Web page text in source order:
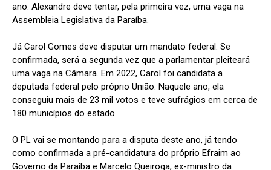
ano. Alexandre deve tentar, pela primeira vez, uma vaga na
Assembleia Legislativa da Paraíba.
Já Carol Gomes deve disputar um mandato federal. Se
confirmada, será a segunda vez que a parlamentar pleiteará
uma vaga na Câmara. Em 2022, Carol foi candidata a
deputada federal pelo próprio União. Naquele ano, ela
conseguiu mais de 23 mil votos e teve sufrágios em cerca de
180 municípios do estado.
O PL vai se montando para a disputa deste ano, já tendo
como confirmada a pré-candidatura do próprio Efraim ao
Governo da Paraíba e Marcelo Queiroga, ex-ministro da